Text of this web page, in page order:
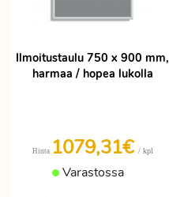
Ilmoitustaulu 750 x 900 mm,
harmaa / hopea lukolla
Hinta 1079,31€ / kpl
Varastossa